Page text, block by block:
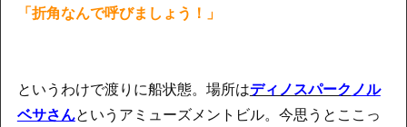
「折角なんで呼びましょう！」
というわけで渡りに船状態。場所はディノスパークノル
ベサさんというアミューズメントビル。今思うとここっ